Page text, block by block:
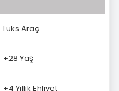
Lüks Araç
+28 Yaş
+4 Yıllık Ehliyet